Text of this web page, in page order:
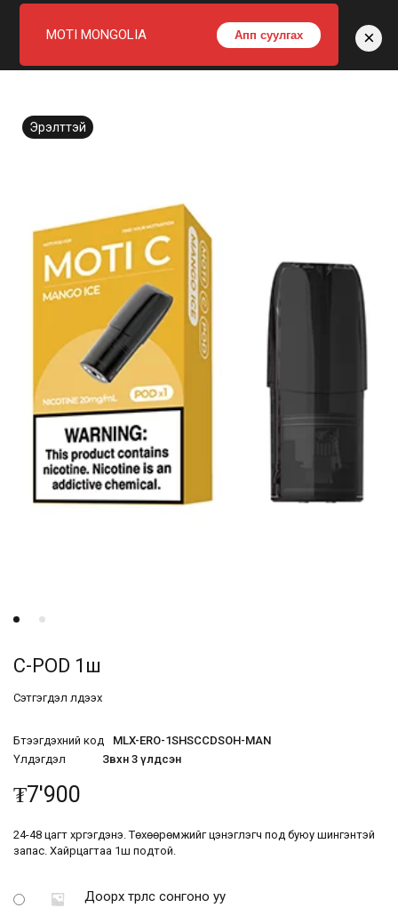
Home
Эрэлттэй
C-POD 1ш
Сэтгэгдэл үлдээх
Бүтээгдэхүүний код
MLX-ERO-1SHSCCDSOH-MAN
Үлдэгдэл
Зөвхөн 3 үлдсэн
₮7'900
24-48 цагт хүргэгдэнэ. Төхөөрөмжийг цэнэглэгч под буюу шингэнтэй
запас. Хайрцагтаа 1ш подтой.
Доорх төрлөөс сонгоно уу
MOTI MONGOLIA Апп суулгах ×